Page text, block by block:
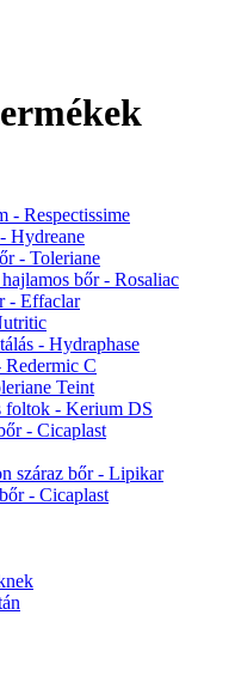
- Respectissime
Hydreane
- Toleriane
bőr - Rosaliac
- Effaclar
- Hydraphase
Redermic C
Teint
foltok - Kerium DS
- Cicaplast
száraz bőr - Lipikar
- Cicaplast